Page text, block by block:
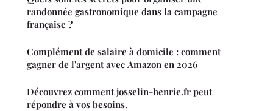
randonnée gastronomique dans la campagne
française ?
Complément de salaire à domicile : comment
gagner de l'argent avec Amazon en 2026
Découvrez comment josselin-henrie.fr peut
répondre à vos besoins.